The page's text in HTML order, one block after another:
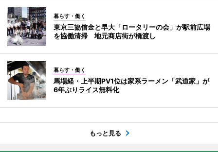
暮らす・働く
東京三協信金と早大「ロータリーの会」が駅前広場
を協働清掃 地元商店街が橋渡し
暮らす・働く
馬場経・上半期PV1位は家系ラーメン「武道家」が
6年ぶりライス無料化
もっと見る